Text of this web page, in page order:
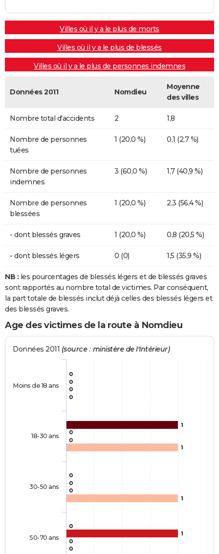
Villes où il y a le plus de morts
Villes où il y a le plus de blessés
Villes où il y a le plus de personnes indemnes
Données 2011 Nomdieu
Moyenne
des villes
Nombre total d'accidents 2 1,8
Nombre de personnes
tuées
1 (20,0 %) 0,1 (2,7 %)
Nombre de personnes
indemnes
3 (60,0 %) 1,7 (40,9 %)
Nombre de personnes
blessées
1 (20,0 %) 2,3 (56,4 %)
- dont blessés graves 1 (20,0 %) 0,8 (20,5 %)
- dont blessés légers 0 (0) 1,5 (35,9 %)
NB : les pourcentages de blessés légers et de blessés graves
sont rapportés au nombre total de victimes. Par conséquent,
la part totale de blessés inclut déjà celles des blessés légers et
des blessés graves.
Age des victimes de la route à Nomdieu
Données 2011 (source : ministère de l'Intérieur)
0
1
0
0
0
0
0
1
0
0
0
0
0
1
1
0
Moins de 18 ans
18-30 ans
30-50 ans
50-70 ans